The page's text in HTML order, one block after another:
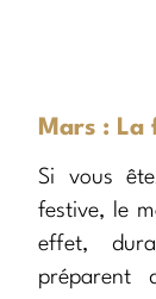
Mars : La
Si vous
festive, le
effet,
préparent